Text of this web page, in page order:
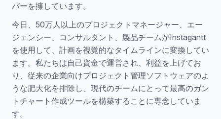
バーを擁しています。
今日、50万人以上のプロジェクトマネージャー、エー
ジェンシー、コンサルタント、製品チームがInstagantt
を使用して、計画を視覚的なタイムラインに変換してい
ます。私たちは自己資金で運営され、利益を上げてお
り、従来の企業向けプロジェクト管理ソフトウェアのよ
うな肥大化を排除し、現代のチームにとって最高のガン
トチャート作成ツールを構築することに専念していま
す。